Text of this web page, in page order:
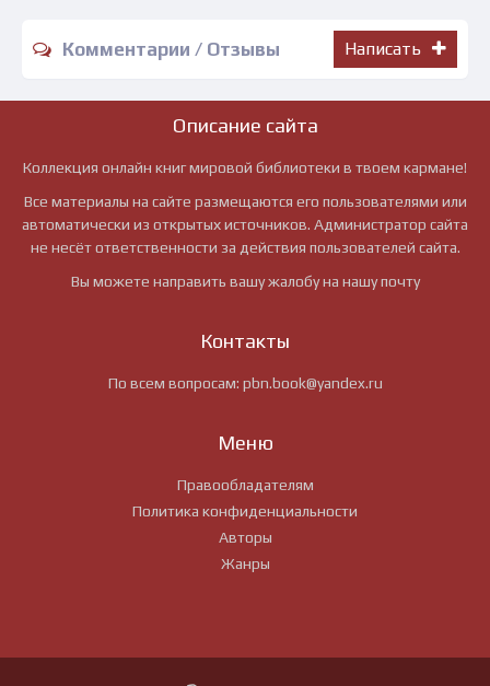
Комментарии / Отзывы Написать
Описание сайта
Коллекция онлайн книг мировой библиотеки в твоем кармане!
Все материалы на сайте размещаются его пользователями или
автоматически из открытых источников. Администратор сайта
не несёт ответственности за действия пользователей сайта.
Вы можете направить вашу жалобу на нашу почту
Контакты
По всем вопросам: pbn.book@yandex.ru
Меню
Правообладателям
Политика конфиденциальности
Авторы
Жанры